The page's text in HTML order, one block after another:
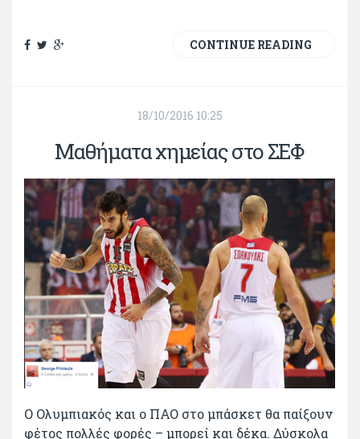
CONTINUE READING
18/10/2016 10:25
Μαθήματα χημείας στο ΣΕΦ
Ο Ολυμπιακός και ο ΠΑΟ στο μπάσκετ θα παίξουν
φέτος πολλές φορές – μπορεί και δέκα. Δύσκολα